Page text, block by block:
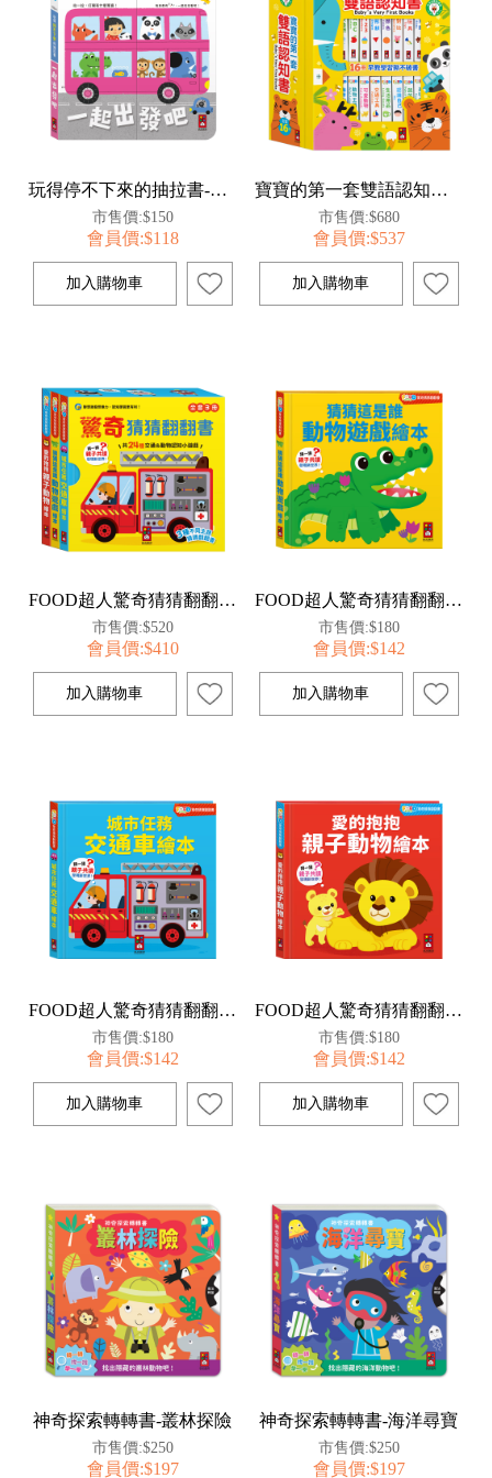
玩得停不下來的抽拉書-一起出發吧
市售價:$150
會員價:$118
寶寶的第一套雙語認知書(全套16冊)
市售價:$680
會員價:$537
FOOD超人驚奇猜猜翻翻書全套三冊
市售價:$520
會員價:$410
FOOD超人驚奇猜猜翻翻書-猜猜這是誰動物遊戲繪本
市售價:$180
會員價:$142
FOOD超人驚奇猜猜翻翻書-城市任務交通車繪本
市售價:$180
會員價:$142
FOOD超人驚奇猜猜翻翻書-愛的抱抱親子動物繪本
市售價:$180
會員價:$142
神奇探索轉轉書-叢林探險
市售價:$250
會員價:$197
神奇探索轉轉書-海洋尋寶
市售價:$250
會員價:$197